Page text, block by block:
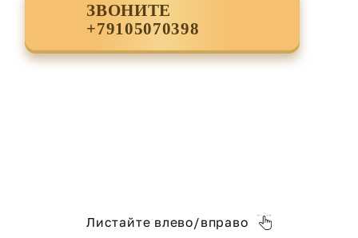
ЗВОНИТЕ
+79105070398
Листайте влево/вправо